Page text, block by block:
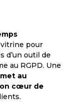
vitrine pour
d’un outil de
au RGPD. Une
au
cœur de